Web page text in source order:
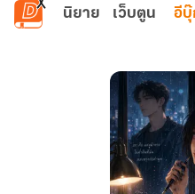
ข้ามไปยังเนื้อหาหลัก
นิยาย เว็บตูน อีบุ๊